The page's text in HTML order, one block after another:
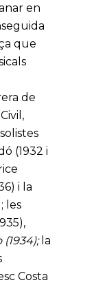
en
que
de
(1932 i
i la
les
(1934); la
Costa